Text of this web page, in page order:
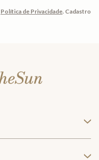
Política de Privacidade. Cadastro
+
+